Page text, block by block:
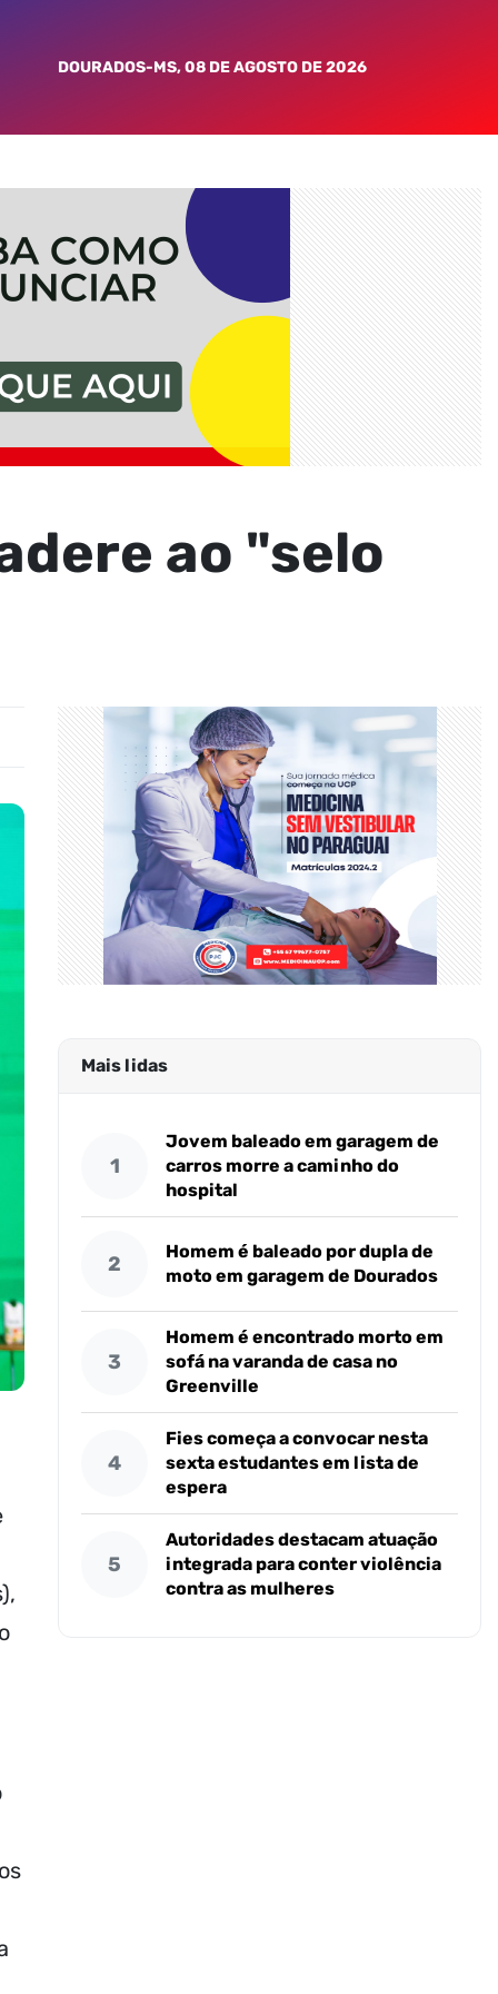
DOURADOS-MS, 08 DE AGOSTO DE 2026
ao "selo
Mais lidas
1
Jovem baleado em garagem de
carros morre a caminho do
hospital
2
Homem é baleado por dupla de
moto em garagem de Dourados
3
Homem é encontrado morto em
sofá na varanda de casa no
Greenville
4
Fies começa a convocar nesta
sexta estudantes em lista de
espera
5
Autoridades destacam atuação
integrada para conter violência
contra as mulheres